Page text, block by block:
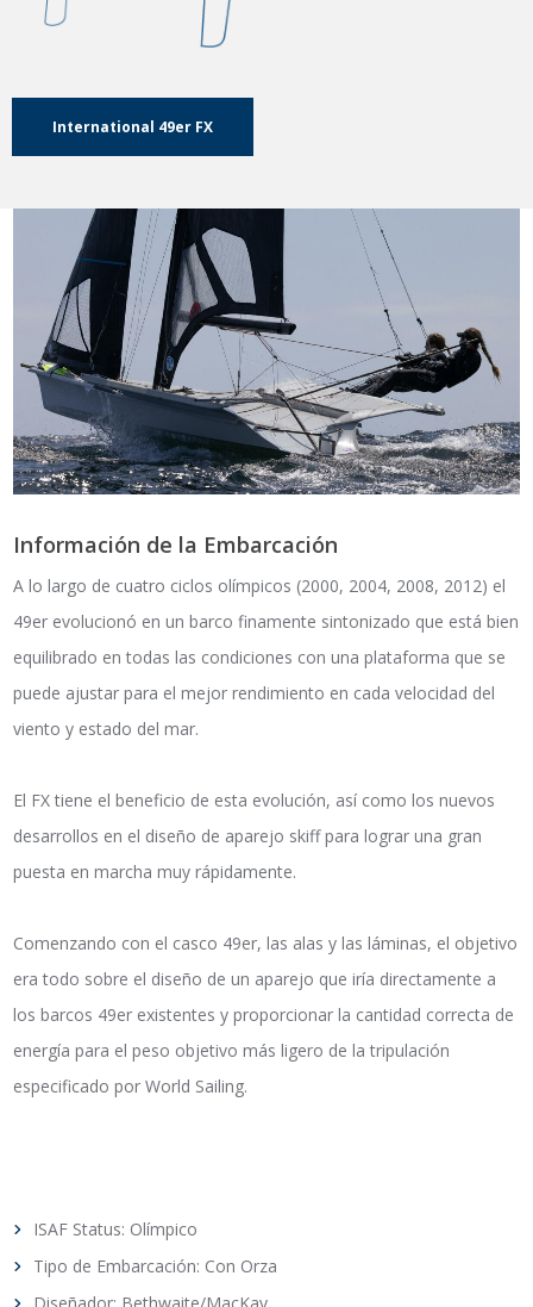
International 49er FX
Información de la Embarcación
A lo largo de cuatro ciclos olímpicos (2000, 2004, 2008, 2012) el
49er evolucionó en un barco finamente sintonizado que está bien
equilibrado en todas las condiciones con una plataforma que se
puede ajustar para el mejor rendimiento en cada velocidad del
viento y estado del mar.
El FX tiene el beneficio de esta evolución, así como los nuevos
desarrollos en el diseño de aparejo skiff para lograr una gran
puesta en marcha muy rápidamente.
Comenzando con el casco 49er, las alas y las láminas, el objetivo
era todo sobre el diseño de un aparejo que iría directamente a
los barcos 49er existentes y proporcionar la cantidad correcta de
energía para el peso objetivo más ligero de la tripulación
especificado por World Sailing.
ISAF Status: Olímpico
Tipo de Embarcación: Con Orza